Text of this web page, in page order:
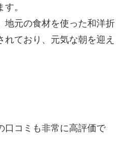
。
地元の食材を使った和洋折
ており、元気な朝を迎え
口コミも非常に高評価で